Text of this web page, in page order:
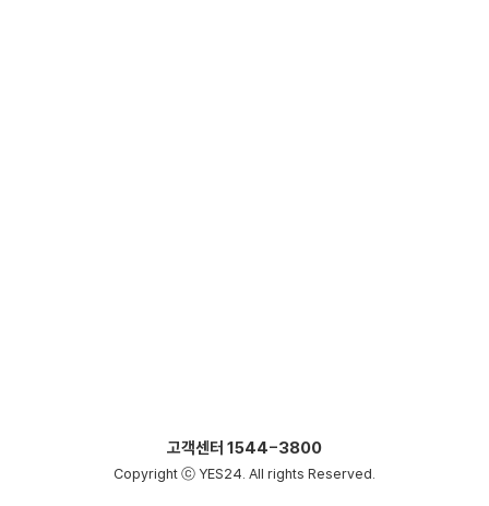
고객센터 1544-3800
Copyright ⓒ YES24. All rights Reserved.